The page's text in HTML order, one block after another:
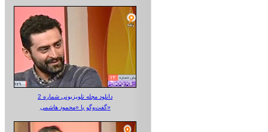
دانلود مجله تلویزیونی شماره 2
گفت‌وگو با «محمود هاشمی»